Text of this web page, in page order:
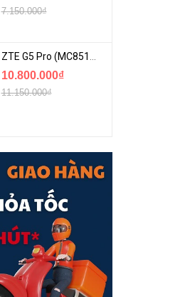
7.150.000₫
ZTE G5 Pro (MC8512) | Router 5G WiFi7 Be7200 Hỗ Trợ Băng Tần 6Ghz Cực Mạnh
10.800.000₫
11.150.000₫